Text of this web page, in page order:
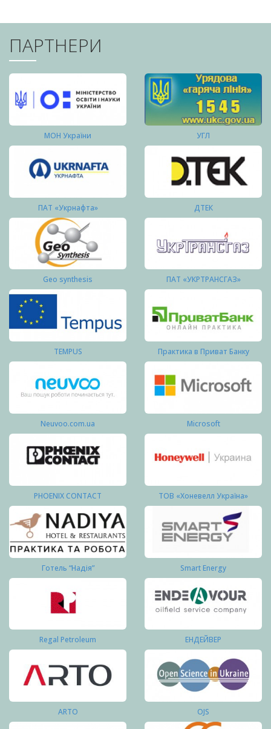
ПАРТНЕРИ
МОН України УГЛ
ПАТ «Укрнафта» ДТЕК
Geo synthesis ПАТ «УКРТРАНСГАЗ»
TEMPUS Практика в Приват Банку
Neuvoo.com.ua Microsoft
PHOENIX CONTACT ТОВ «Хоневелл Україна»
Готель “Надія” Smart Energy
Regal Petroleum ЕНДЕЙВЕР
ARTO OJS